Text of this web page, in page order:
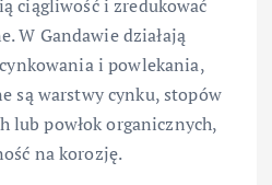
ciągliwość i zredukować
W Gandawie działają
i powlekania,
są warstwy cynku, stopów
lub powłok organicznych,
na korozję.